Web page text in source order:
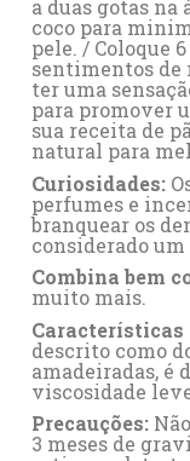
a duas gotas na
coco para
pele. / Coloque
sentimentos de
ter uma
para promover
sua receita de
natural para
Curiosidades:
perfumes e
branquear os
considerado
Combina bem
muito mais.
Características
descrito como
amadeiradas, é
viscosidade
Precauções:
3 meses de